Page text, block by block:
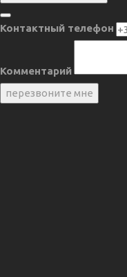
Контактный телефон
Комментарий
перезвоните мне